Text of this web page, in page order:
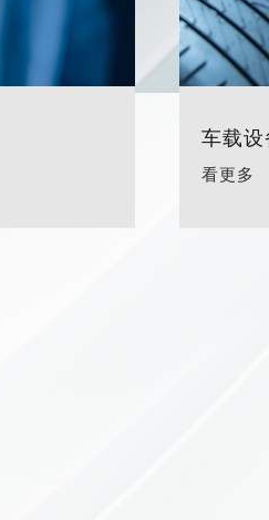
车载设
看更多